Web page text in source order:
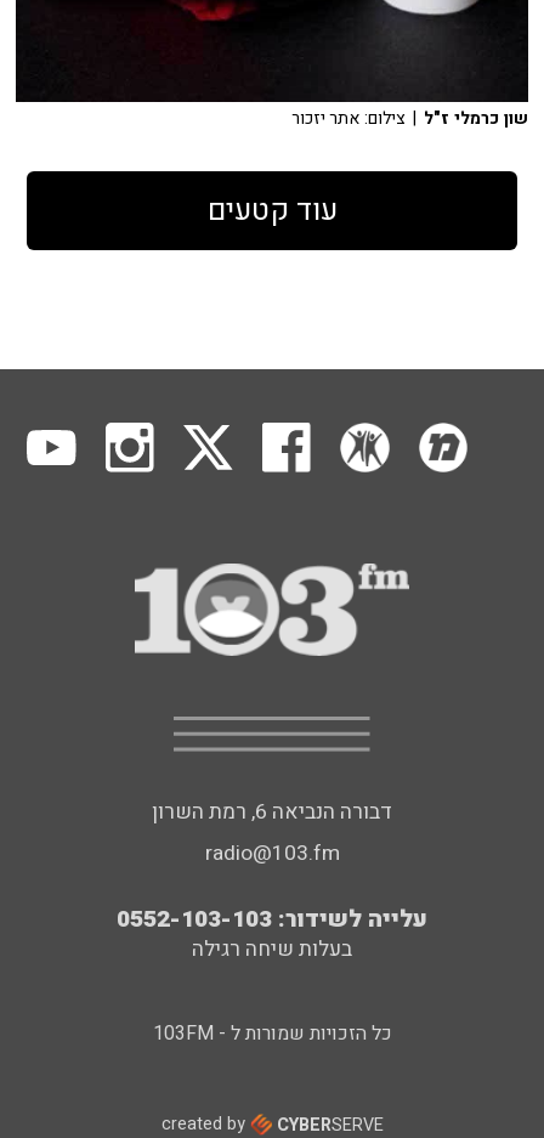
שון כרמלי ז"ל | צילום: אתר יזכור
עוד קטעים
דבורה הנביאה 6, רמת השרון
radio@103.fm
עלייה לשידור: 0552-103-103
בעלות שיחה רגילה
כל הזכויות שמורות ל - 103FM
created by CYBERSERVE